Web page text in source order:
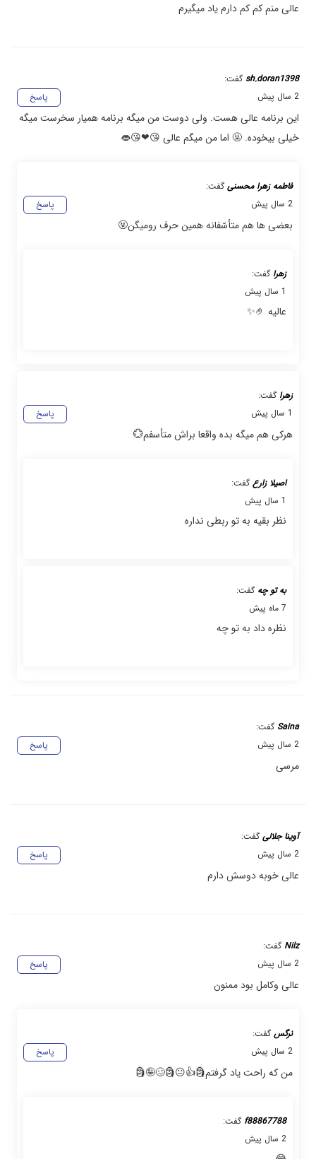
عالی منم کم کم دارم یاد میگیرم
sh.doran1398 گفت:
پاسخ
2 سال پیش
این برنامه عالی هست. ولی دوست من میگه برنامه همیار سخرست میگه
خیلی بیخوده. 🤬 اما من میگم عالی 😘❤😘👄
فاطمه زهرا محسنی گفت:
پاسخ
2 سال پیش
بعضی ها هم متأسّفانه همین حرف رومیگن🤬
زهرا گفت:
1 سال پیش
عالیه 🤌✨️
زهرا گفت:
پاسخ
1 سال پیش
هرکی هم میگه بده واقعا براش متأسفم💮
اصیلا زارع گفت:
1 سال پیش
نظر بقیه به تو ربطی نداره
به تو چه گفت:
7 ماه پیش
نظره داد به تو چه
Saina گفت:
پاسخ
2 سال پیش
مرسی
آوینا جلالی گفت:
پاسخ
2 سال پیش
عالی خوبه دوسش دارم
Nilz گفت:
پاسخ
2 سال پیش
عالی وکامل بود ممنون
نرگس گفت:
پاسخ
2 سال پیش
من که راحت یاد گرفتم🗿👍😐🗿🥴🤪🗿
f88867788 گفت:
2 سال پیش